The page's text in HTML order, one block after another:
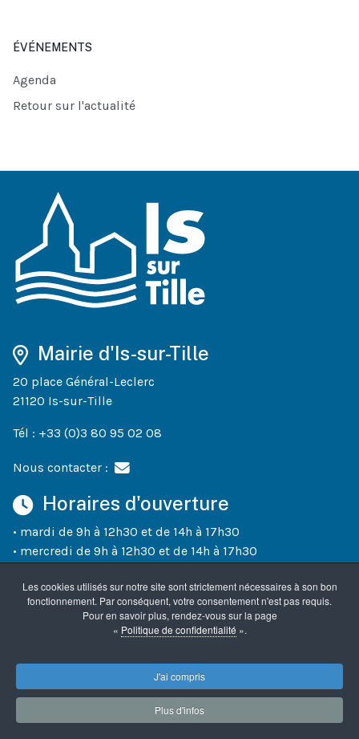
ÉVÉNEMENTS
Agenda
Retour sur l'actualité
Mairie d'Is-sur-Tille
20 place Général-Leclerc
21120 Is-sur-Tille
Tél : +33 (0)3 80 95 02 08
Nous contacter :
Horaires d'ouverture
• mardi de 9h à 12h30 et de 14h à 17h30
• mercredi de 9h à 12h30 et de 14h à 17h30
• vendredi de 9h à 12h30 et de 14h à 17h30
• un samedi sur deux (semaines paires) de 10h à 12h
Accueil Mentions légales Confidentialité
Les cookies utilisés sur notre site sont strictement nécessaires à son bon
fonctionnement. Par conséquent, votre consentement n'est pas requis.
Pour en savoir plus, rendez-vous sur la page
« Politique de confidentialité ».
J'ai compris
Plus d'infos